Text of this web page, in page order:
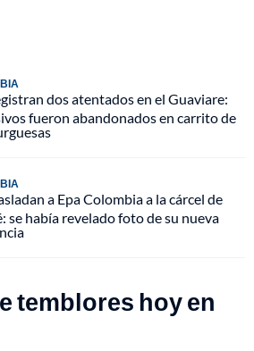
dos atentados en el Guaviare:
fueron abandonados en carrito de
a Epa Colombia a la cárcel de
se había revelado foto de su nueva
temblores hoy en